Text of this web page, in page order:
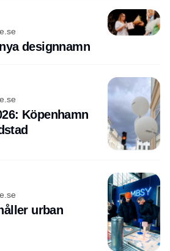
designnamn
Köpenhamn
urban